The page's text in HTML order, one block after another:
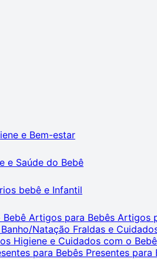
e Bem-estar
e Saúde do Bebê
bebê e Infantil
Bebê Artigos para Bebês Artigos
Natação Fraldas e
Higiene e Cuidados com o Bebê
para Bebês Presentes para